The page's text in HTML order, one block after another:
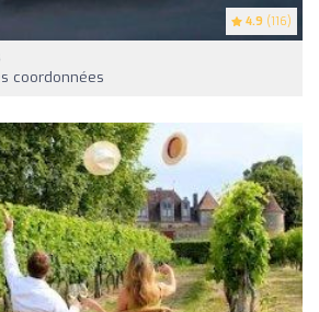
4.9 (116)
coordonnées